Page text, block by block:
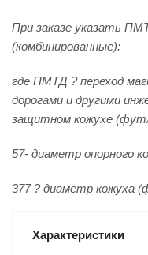
При заказе указать
(комбинированные):
где ПМТД ? переход
дорогами и другими
защитном кожухе
57- диаметр опорного
377 ? диаметр кожуха
Характеристики